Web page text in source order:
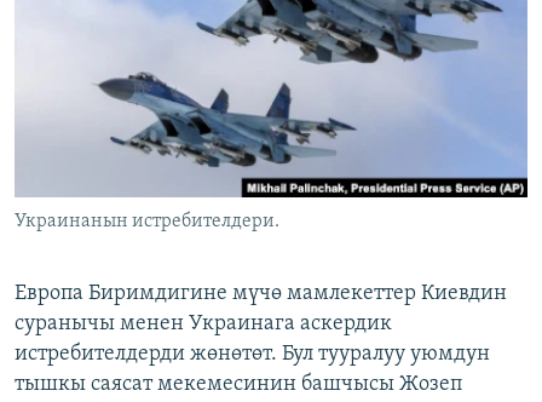
ЭЖЕ-СИҢДИЛЕР
ЫҢГАЙСЫЗ СУРООЛОР
ОНЛАЙН ШЕРИНЕ
ЭЕ/АРнун бардык сайттары
Украинанын истребителдери.
Европа Биримдигине мүчө мамлекеттер Киевдин
суранычы менен Украинага аскердик
истребителдерди жөнөтөт. Бул тууралуу уюмдун
тышкы саясат мекемесинин башчысы Жозеп